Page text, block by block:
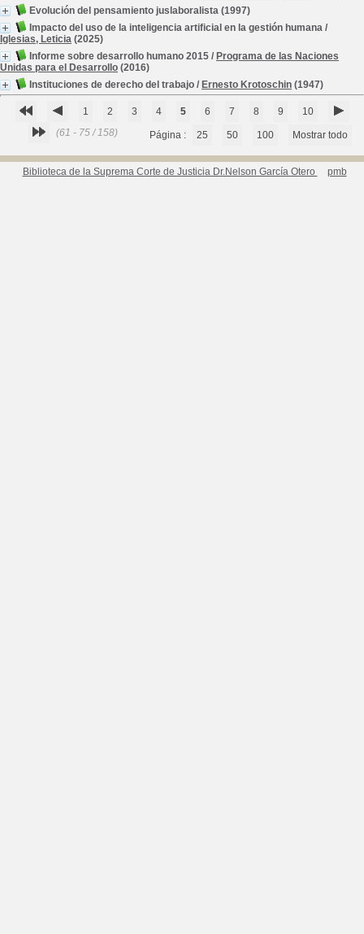
Evolución del pensamiento juslaboralista (1997)
Impacto del uso de la inteligencia artificial en la gestión humana /
Iglesias, Leticia (2025)
Informe sobre desarrollo humano 2015 / Programa de las Naciones
Unidas para el Desarrollo (2016)
Instituciones de derecho del trabajo / Ernesto Krotoschin (1947)
1 2 3 4 5 6 7 8 9
10
(61 - 75 / 158)
Página : 25 50 100 Mostrar todo
Biblioteca de la Suprema Corte de Justicia Dr.Nelson García Otero pmb